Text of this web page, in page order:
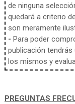
de ninguna
quedará a criterio
son meramente
- Para poder
publicación tendrás
los mismos y
PREGUNTAS